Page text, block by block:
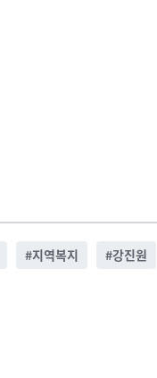
#지역복지 #강진원